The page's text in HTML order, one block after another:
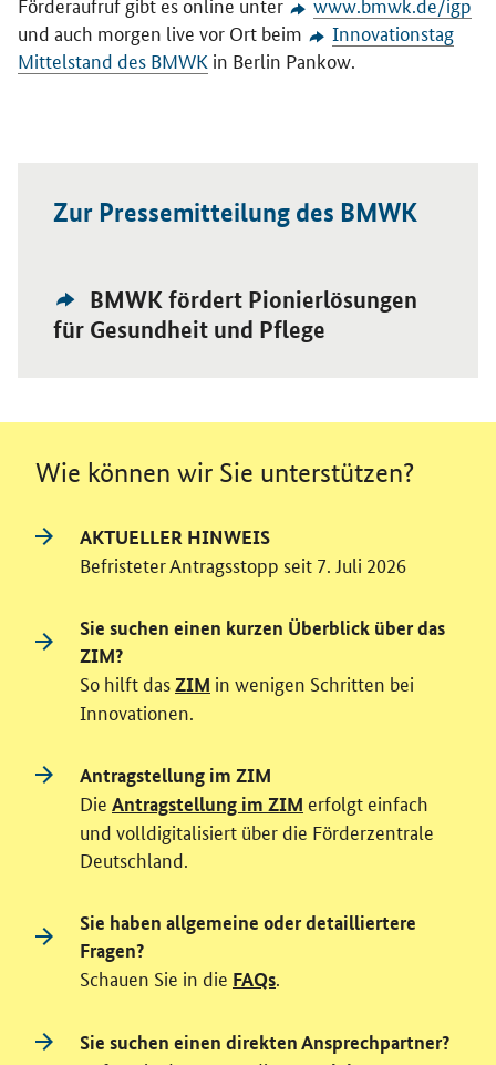
und auch morgen live vor Ort beim
Innovationstag
Mittelstand des BMWK in Berlin Pankow.
Zur Pressemitteilung des BMWK
Externer
Link:
BMWK fördert Pionierlösungen
für Gesundheit und Pflege
Öffnet Einzelsicht
Wie können wir Sie unterstützen?
AKTUELLER HINWEIS
Befristeter Antragsstopp seit 7. Juli 2026
Sie suchen einen kurzen Überblick über das
ZIM?
So hilft dasZIM in wenigen Schritten bei
Innovationen.
Antragstellung im ZIM
Die Antragstellung im ZIM erfolgt einfach
und volldigitalisiert über die Förderzentrale
Deutschland.
Sie haben allgemeine oder detailliertere
Fragen?
Schauen Sie in die FAQs
Sie suchen einen direkten Ansprechpartner?